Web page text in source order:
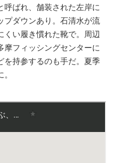
呼ばれ、舗装された左岸に
プダウンあり。石清水が流
くい履き慣れた靴で。周辺
摩フィッシングセンターに
を持参するのも手だ。夏季